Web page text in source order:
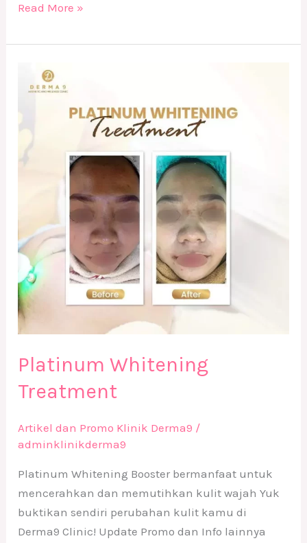
Read More »
Platinum Whitening
Treatment
Artikel dan Promo Klinik Derma9 /
adminklinikderma9
Platinum Whitening Booster bermanfaat untuk
mencerahkan dan memutihkan kulit wajah Yuk
buktikan sendiri perubahan kulit kamu di
Derma9 Clinic! Update Promo dan Info lainnya
Platinum
Whitening
Treatment